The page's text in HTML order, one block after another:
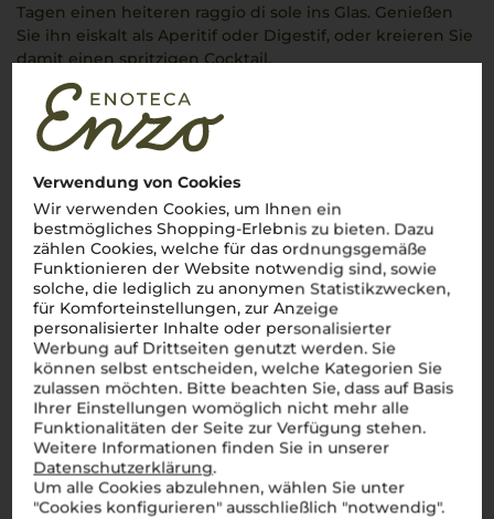
Verwendung von Cookies
Wir verwenden Cookies, um Ihnen ein
bestmögliches Shopping-Erlebnis zu bieten. Dazu
zählen Cookies, welche für das ordnungsgemäße
Funktionieren der Website notwendig sind, sowie
solche, die lediglich zu anonymen Statistikzwecken,
für Komforteinstellungen, zur Anzeige
personalisierter Inhalte oder personalisierter
Werbung auf Drittseiten genutzt werden. Sie
können selbst entscheiden, welche Kategorien Sie
zulassen möchten. Bitte beachten Sie, dass auf Basis
Ihrer Einstellungen womöglich nicht mehr alle
Funktionalitäten der Seite zur Verfügung stehen.
Weitere Informationen finden Sie in unserer
Datenschutzerklärung.
Um alle Cookies abzulehnen, wählen Sie unter
"Cookies konfigurieren" ausschließlich "notwendig".
Tagen einen heiteren raggio di sole ins Glas. Genießen
Sie ihn eiskalt als Aperitif oder Digestif, oder kreieren Sie
damit einen spritzigen Cocktail.
Es ist noch keine
Kundenbewertung vorhanden.
Schreiben Sie jetzt die erste Bewertung!
JETZT BEWERTEN